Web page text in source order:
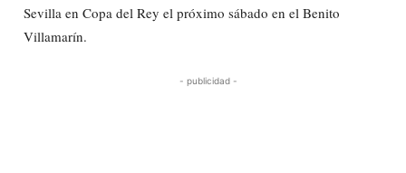
Sevilla en Copa del Rey el próximo sábado en el Benito
Villamarín.
- publicidad -